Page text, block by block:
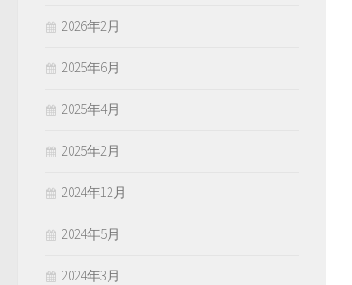
2026年2月
2025年6月
2025年4月
2025年2月
2024年12月
2024年5月
2024年3月